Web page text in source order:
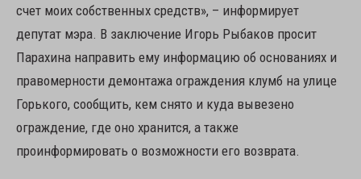
счет моих собственных средств», – информирует
депутат мэра. В заключение Игорь Рыбаков просит
Парахина направить ему информацию об основаниях и
правомерности демонтажа ограждения клумб на улице
Горького, сообщить, кем снято и куда вывезено
ограждение, где оно хранится, а также
проинформировать о возможности его возврата.